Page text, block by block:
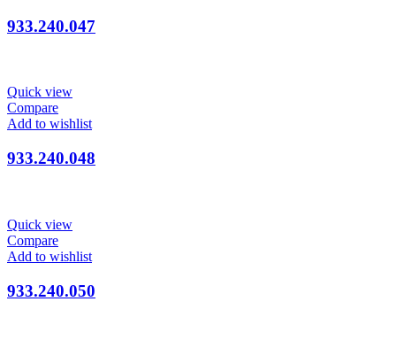
933.240.047
Quick view
Compare
Add to wishlist
933.240.048
Quick view
Compare
Add to wishlist
933.240.050